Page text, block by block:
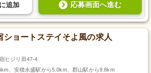
に追加 応募画面へ進む
ショートステイそよ風の求人
ヒジリ田47-4
、安積永盛駅から5.0km、郡山駅から9.8km